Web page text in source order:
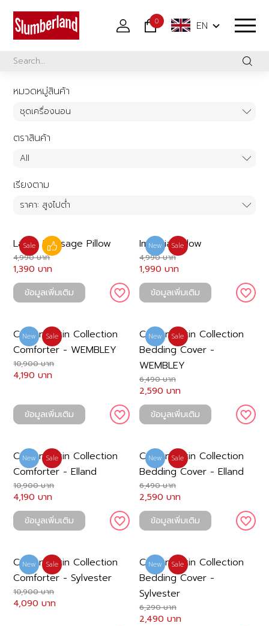
0 EN
หมวดหมู่สินค้า
ตราสินค้า
เรียงตาม
Sale Like
Latex Massage Pillow
4,990 บาท
1,390 บาท
ข้อมูลเพิ่มเติม
New Sale
Imperial Pillow
4,990 บาท
1,990 บาท
ข้อมูลเพิ่มเติม
New Sale
Cotton Satin Collection
Comforter - WEMBLEY
10,900 บาท
4,190 บาท
ข้อมูลเพิ่มเติม
New Sale
Cotton Satin Collection
Bedding Cover -
WEMBLEY
6,490 บาท
2,590 บาท
ข้อมูลเพิ่มเติม
New Sale
Cotton Satin Collection
Comforter - Elland
10,900 บาท
4,190 บาท
ข้อมูลเพิ่มเติม
New Sale
Cotton Satin Collection
Bedding Cover - Elland
6,490 บาท
2,590 บาท
ข้อมูลเพิ่มเติม
New Sale
Cotton Satin Collection
Comforter - Sylvester
10,900 บาท
4,090 บาท
New Sale
Cotton Satin Collection
Bedding Cover -
Sylvester
6,290 บาท
2,490 บาท